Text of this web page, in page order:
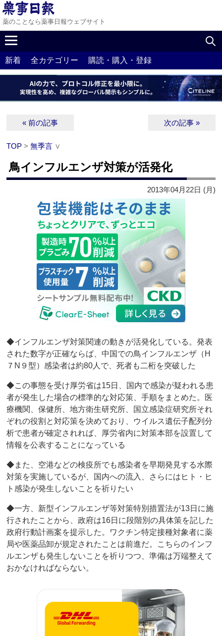
薬のことなら薬事日報ウェブサイト
新着 全カテゴリー 購読・購入・登録
« 前の記事 次の記事 »
TOP >無季言 ∨
鳥インフルエンザ対策が活発化
2013年04月22日 (月)
◆インフルエンザ対策関連の動きが活発化している。発表
された数字が正確ならば、中国での鳥インフルエンザ（H
７N９型）感染者は約80人で、死者も二桁を突破した
◆この事態を受け厚労省は15日、国内で感染が疑われる患
者が発生した場合の標準的な対応策、手順をまとめた。医
療機関、保健所、地方衛生研究所、国立感染症研究所それ
ぞれの役割と対応策を決めており、ウイルス遺伝子配列分
析で患者が確定されれば、厚労省内に対策本部を設置して
情報を公表することになっている
◆また、空港などの検疫所でも感染者を早期発見する水際
対策を実施しているが、国内への流入、さらにはヒト・ヒ
ト感染が発生しないことを祈りたい
◆一方、新型インフルエンザ等対策特別措置法が13日に施
行されたことから、政府は16日に段階別の具体策を記した
政府行動計画案を提示した。ワクチン特定接種対象者に薬
局や医薬品卸が規定されたことは前進だ。こちらのインフ
ルエンザも発生しないことを祈りつつ、準備は万端整えて
おかなければならない。